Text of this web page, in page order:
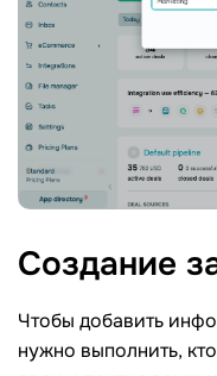
Создание
Чтобы добавить
нужно выполнить,